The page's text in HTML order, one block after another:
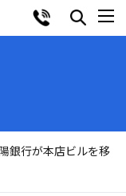
銀行が本店ビルを移